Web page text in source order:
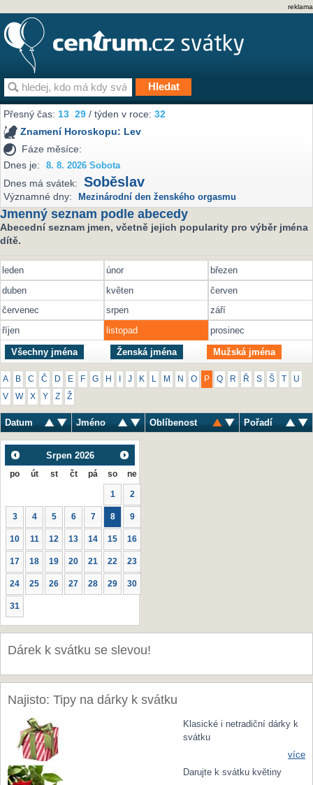
reklama
Přesný čas:13 29 / týden v roce:32
Znamení Horoskopu: Lev
Fáze měsíce:
Dnes je:
8. 8. 2026 Sobota
Dnes má svátek: Soběslav
Významné dny: Mezinárodní den ženského orgasmu
Jmenný seznam podle abecedy
Abecední seznam jmen, včetně jejich popularity pro výběr jména
dítě.
leden únor
březen
duben
květen
červen
červenec
srpen
září
říjen
listopad prosinec
Všechny jména Ženská jména Mužská jména
A B C Č D E F G H J K M N O P Q R Ř S Š U
V W X Y Z Ž
Datum Jméno Oblíbenost Pořadí
Srpen 2026
po út st čt pá so ne
1 2
3 4 5 6 7 8 9
10 11 12 13 14 15 16
17 18 19 20 21 22 23
24 25 26 27 28 29 30
31
Dárek k svátku se slevou!
Najisto: Tipy na dárky k svátku
Klasické i netradiční dárky k
svátku
více
Darujte k svátku květiny